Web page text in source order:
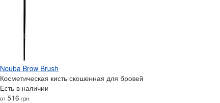
Nouba Brow Brush
Косметическая кисть скошенная для бровей
Есть в наличии
от 516 грн